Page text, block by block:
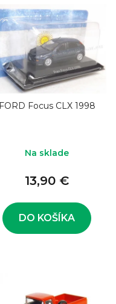
FORD Focus CLX 1998
Na sklade
13,90 €
DO KOŠÍKA